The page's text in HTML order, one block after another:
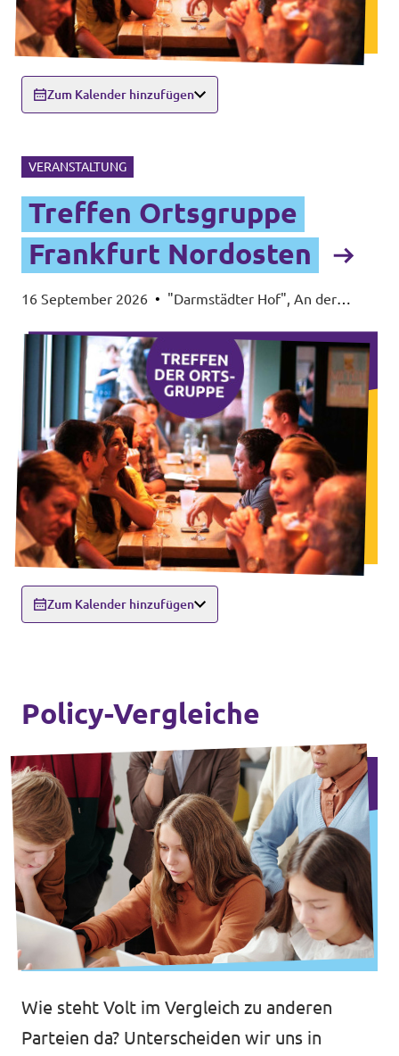
Zum Kalender hinzufügen
VERANSTALTUNG
Treffen Ortsgruppe
Frankfurt Nordosten
16 September 2026 • "Darmstädter Hof", An der
Zum Kalender hinzufügen
Policy-Vergleiche
Wie steht Volt im Vergleich zu anderen
Parteien da? Unterscheiden wir uns in